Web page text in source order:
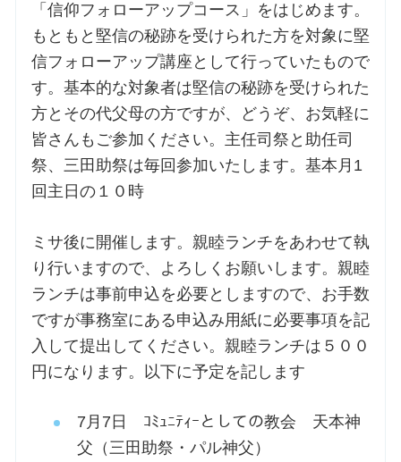
「信仰フォローアップコース」をはじめます。
もともと堅信の秘跡を受けられた方を対象に堅
信フォローアップ講座として行っていたもので
す。基本的な対象者は堅信の秘跡を受けられた
方とその代父母の方ですが、どうぞ、お気軽に
皆さんもご参加ください。主任司祭と助任司
祭、三田助祭は毎回参加いたします。基本月1
回主日の１０時
ミサ後に開催します。親睦ランチをあわせて執
り行いますので、よろしくお願いします。親睦
ランチは事前申込を必要としますので、お手数
ですが事務室にある申込み用紙に必要事項を記
入して提出してください。親睦ランチは５００
円になります。以下に予定を記します
7月7日 ｺﾐｭﾆﾃｨｰとしての教会 天本神
父（三田助祭・パル神父）